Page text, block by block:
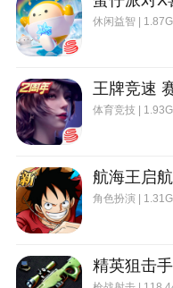
休闲益智 |
王牌竞速
体育竞技 |
航海王启
角色扮演 |
精英狙击